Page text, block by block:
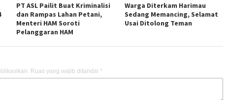
PT ASL Pailit Buat Kriminalisi
dan Rampas Lahan Petani,
Menteri HAM Soroti
Pelanggaran HAM
Warga Diterkam Harimau
Sedang Memancing, Selamat
Usai Ditolong Teman
Ruas yang wajib ditandai *